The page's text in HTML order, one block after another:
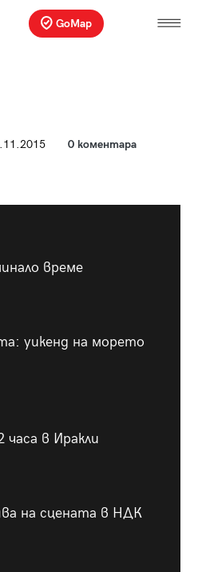
GoMap
0 коментара
време
уикенд на морето
часа в Иракли
на сцената в НДК